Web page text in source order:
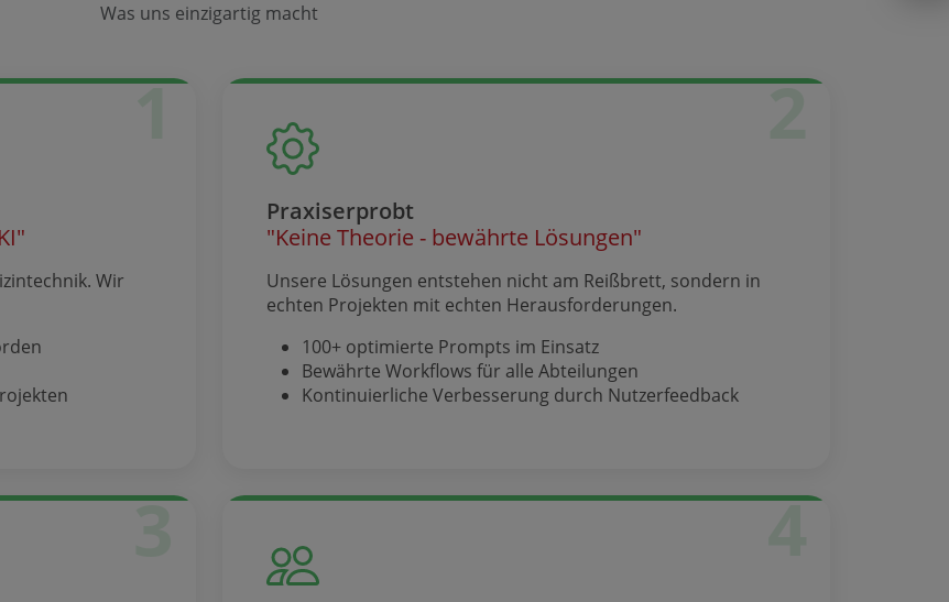
Was uns einzigartig macht
1
Wir
2
Praxiserprobt
"Keine Theorie - bewährte Lösungen"
Unsere Lösungen entstehen nicht am Reißbrett, sondern in
echten Projekten mit echten Herausforderungen.
100+ optimierte Prompts im Einsatz
Bewährte Workflows für alle Abteilungen
Kontinuierliche Verbesserung durch Nutzerfeedback
3 4